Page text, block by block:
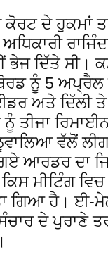
ਕੋਰਟ ਦੇ ਹੁਕਮਾਂ
ਦਿੱਤੇ ਸੀ।
ਨੂੰ 5 ਅਪ੍ਰੈਲ
ਅਤੇ ਦਿੱਲੀ
ਤੀਜਾ
ਵੱਲੋਂ
ਆਰਡਰ ਦਾ
ਮੀਟਿੰਗ ਵਿਚ
ਗਿਆ ਹੈ। ਈ-
ਦੇ ਪੁਰਾਣੇ